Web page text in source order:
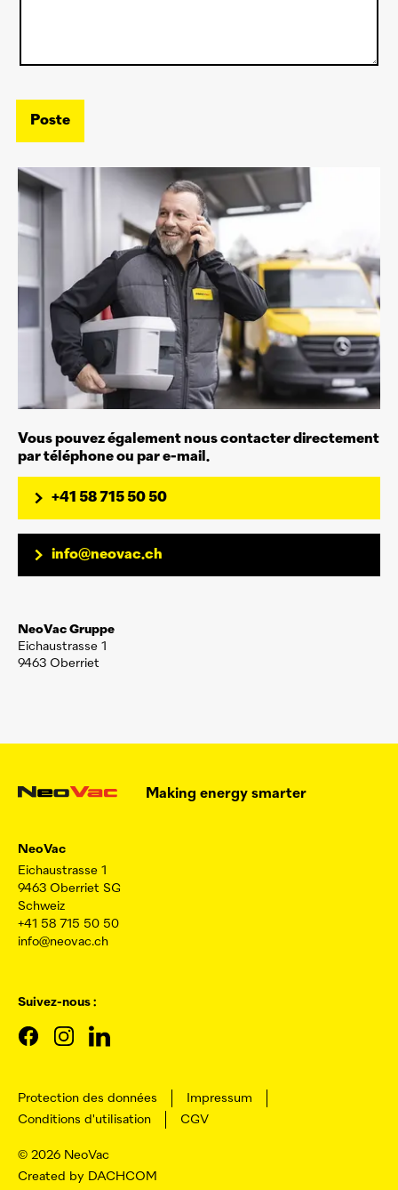
Poste
Vous pouvez également nous contacter directement
par téléphone ou par e-mail.
+41 58 715 50 50
info@neovac.ch
NeoVac Gruppe
Eichaustrasse 1
9463 Oberriet
Making energy smarter
NeoVac
Eichaustrasse 1
9463 Oberriet SG
Schweiz
+41 58 715 50 50
info@neovac.ch
Suivez-nous :
Protection des données
Impressum
Conditions d'utilisation
CGV
© 2026 NeoVac
Created by DACHCOM